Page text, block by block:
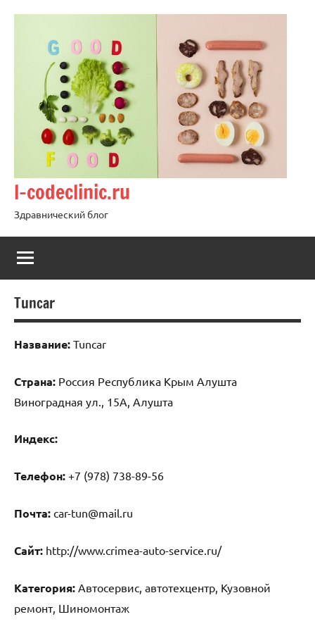
содержимому
l-codeclinic.ru
Здравнический блог
Tuncar
Название: Tuncar
Страна: Россия Республика Крым Алушта
Виноградная ул., 15А, Алушта
Индекс:
Телефон: +7 (978) 738-89-56
Почта: car-tun@mail.ru
Cайт: http://www.crimea-auto-service.ru/
Категория: Автосервис, автотехцентр, Кузовной
ремонт, Шиномонтаж